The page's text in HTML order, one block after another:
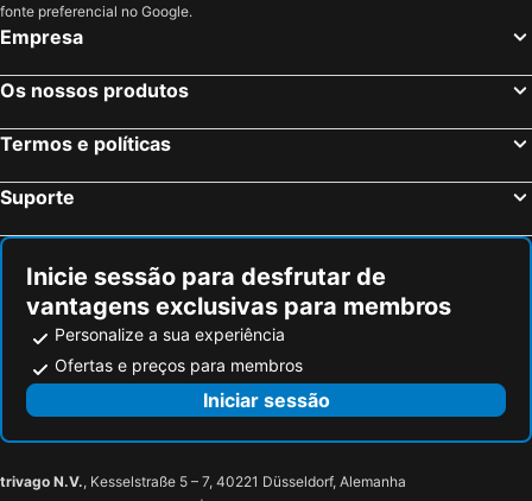
fonte preferencial no Google.
Empresa
Os nossos produtos
Termos e políticas
Suporte
Inicie sessão para desfrutar de
vantagens exclusivas para membros
Personalize a sua experiência
Ofertas e preços para membros
Iniciar sessão
trivago N.V., Kesselstraße 5 – 7, 40221 Düsseldorf, Alemanha